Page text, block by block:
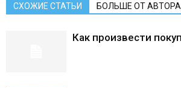
СХОЖИЕ СТАТЬИ БОЛЬШЕ ОТ АВТОРА
Как произвести